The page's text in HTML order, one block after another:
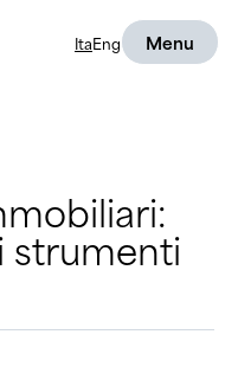
ItaEng Menu
strumenti